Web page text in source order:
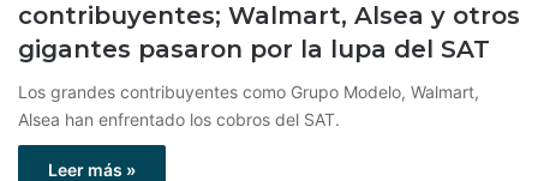
contribuyentes; Walmart, Alsea y otros
gigantes pasaron por la lupa del SAT
Los grandes contribuyentes como Grupo Modelo, Walmart,
Alsea han enfrentado los cobros del SAT.
Leer más »